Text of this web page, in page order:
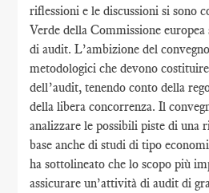
riflessioni e le discussioni si sono
Verde della Commissione
di audit. L’ambizione del
metodologici che devono
dell’audit, tenendo conto della
della libera concorrenza. Il
analizzare le possibili piste di una
base anche di studi di tipo
ha sottolineato che lo scopo più
assicurare un’attività di audit di